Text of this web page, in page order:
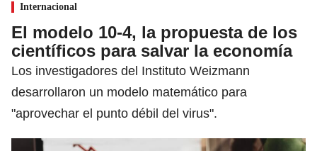
Internacional
El modelo 10-4, la propuesta de los
científicos para salvar la economía
Los investigadores del Instituto Weizmann
desarrollaron un modelo matemático para
"aprovechar el punto débil del virus".